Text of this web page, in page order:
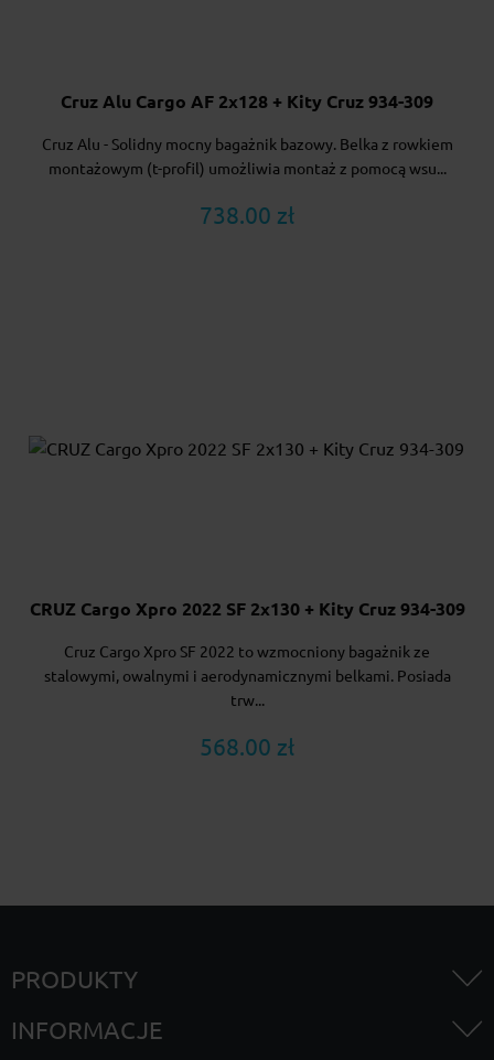
Cruz Alu Cargo AF 2x128 + Kity Cruz 934-309
Cruz Alu - Solidny mocny bagażnik bazowy. Belka z rowkiem
montażowym (t-profil) umożliwia montaż z pomocą wsu...
738.00 zł
CRUZ Cargo Xpro 2022 SF 2x130 + Kity Cruz 934-309
Cruz Cargo Xpro SF 2022 to wzmocniony bagażnik ze
stalowymi, owalnymi i aerodynamicznymi belkami. Posiada
trw...
568.00 zł
PRODUKTY
INFORMACJE